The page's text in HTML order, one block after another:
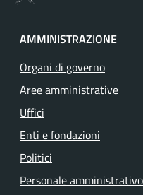
AMMINISTRAZIONE
Organi di governo
Aree amministrative
Uffici
Enti e fondazioni
Politici
Personale amministrativo